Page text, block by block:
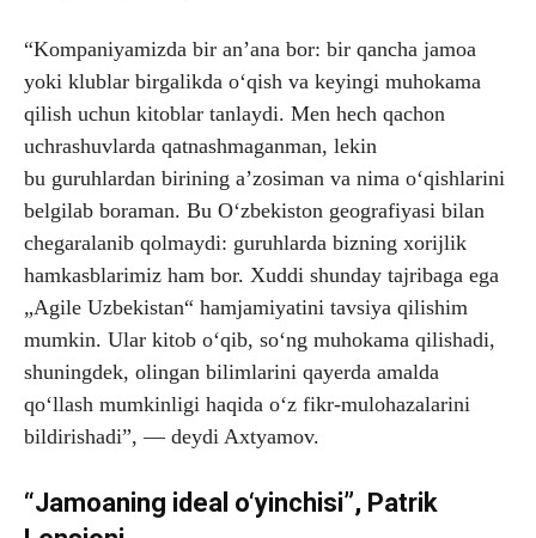
“Kompaniyamizda bir an’ana bor: bir qancha jamoa
yoki klublar birgalikda o‘qish va keyingi muhokama
qilish uchun kitoblar tanlaydi. Men hech qachon
uchrashuvlarda qatnashmaganman, lekin
bu guruhlardan birining a’zosiman va nima o‘qishlarini
belgilab boraman. Bu O‘zbekiston geografiyasi bilan
chegaralanib qolmaydi: guruhlarda bizning xorijlik
hamkasblarimiz ham bor. Xuddi shunday tajribaga ega
„Agile Uzbekistan“ hamjamiyatini tavsiya qilishim
mumkin. Ular kitob o‘qib, so‘ng muhokama qilishadi,
shuningdek, olingan bilimlarini qayerda amalda
qo‘llash mumkinligi haqida o‘z fikr-mulohazalarini
bildirishadi”, — deydi Axtyamov.
“Jamoaning ideal o‘yinchisi”, Patrik